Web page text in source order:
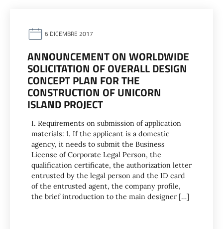
6 DICEMBRE 2017
ANNOUNCEMENT ON WORLDWIDE
SOLICITATION OF OVERALL DESIGN
CONCEPT PLAN FOR THE
CONSTRUCTION OF UNICORN
ISLAND PROJECT
I. Requirements on submission of application
materials: 1. If the applicant is a domestic
agency, it needs to submit the Business
License of Corporate Legal Person, the
qualification certificate, the authorization letter
entrusted by the legal person and the ID card
of the entrusted agent, the company profile,
the brief introduction to the main designer […]